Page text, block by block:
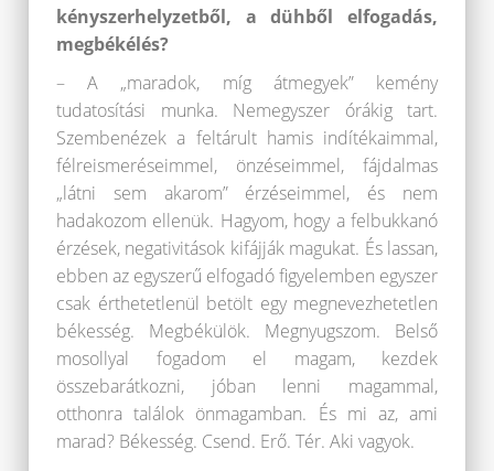
kényszerhelyzetből, a dühből elfogadás,
megbékélés?
– A „maradok, míg átmegyek” kemény
tudatosítási munka. Nemegyszer órákig tart.
Szembenézek a feltárult hamis indítékaimmal,
félreismeréseimmel, önzéseimmel, fájdalmas
„látni sem akarom” érzéseimmel, és nem
hadakozom ellenük. Hagyom, hogy a felbukkanó
érzések, negativitások kifájják magukat. És lassan,
ebben az egyszerű elfogadó figyelemben egyszer
csak érthetetlenül betölt egy megnevezhetetlen
békesség. Megbékülök. Megnyugszom. Belső
mosollyal fogadom el magam, kezdek
összebarátkozni, jóban lenni magammal,
otthonra találok önmagamban. És mi az, ami
marad? Békesség. Csend. Erő. Tér. Aki vagyok.